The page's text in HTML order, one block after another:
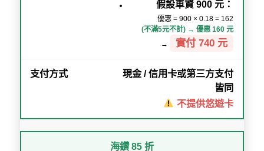
假設車資 900 元：
優惠 = 900 × 0.18 = 162
(不滿5元不計) → 優惠 160 元
→
實付 740 元
現金 / 信用卡或第三方支付
皆同
不提供悠遊卡
海鑽 85 折